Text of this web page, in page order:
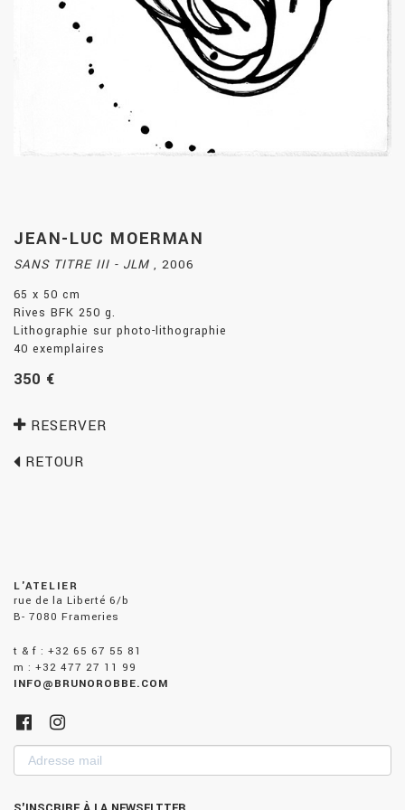
JEAN-LUC MOERMAN
SANS TITRE III - JLM , 2006
65 x 50 cm
Rives BFK 250 g.
Lithographie sur photo-lithographie
40 exemplaires
350 €
RESERVER
RETOUR
L'ATELIER
rue de la Liberté 6/b
B- 7080 Frameries
t & f : +32 65 67 55 81
m : +32 477 27 11 99
INFO@BRUNOROBBE.COM
Adresse
mail